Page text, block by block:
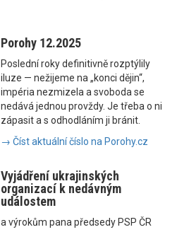
Porohy 12.2025
Poslední roky definitivně rozptýlily
iluze — nežijeme na „konci dějin“,
impéria nezmizela a svoboda se
nedává jednou provždy. Je třeba o ni
zápasit a s odhodláním ji bránit.
→ Číst aktuální číslo na Porohy.cz
Vyjádření ukrajinských
organizací k nedávným
událostem
a výrokům pana předsedy PSP ČR